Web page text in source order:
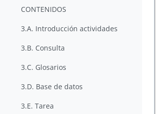
CONTENIDOS
3.A. Introducción actividades
3.B. Consulta
3.C. Glosarios
3.D. Base de datos
3.E. Tarea